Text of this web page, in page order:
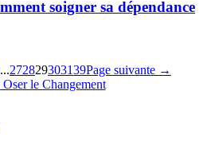
soigner sa dépendance
...272829303139Page suivante →